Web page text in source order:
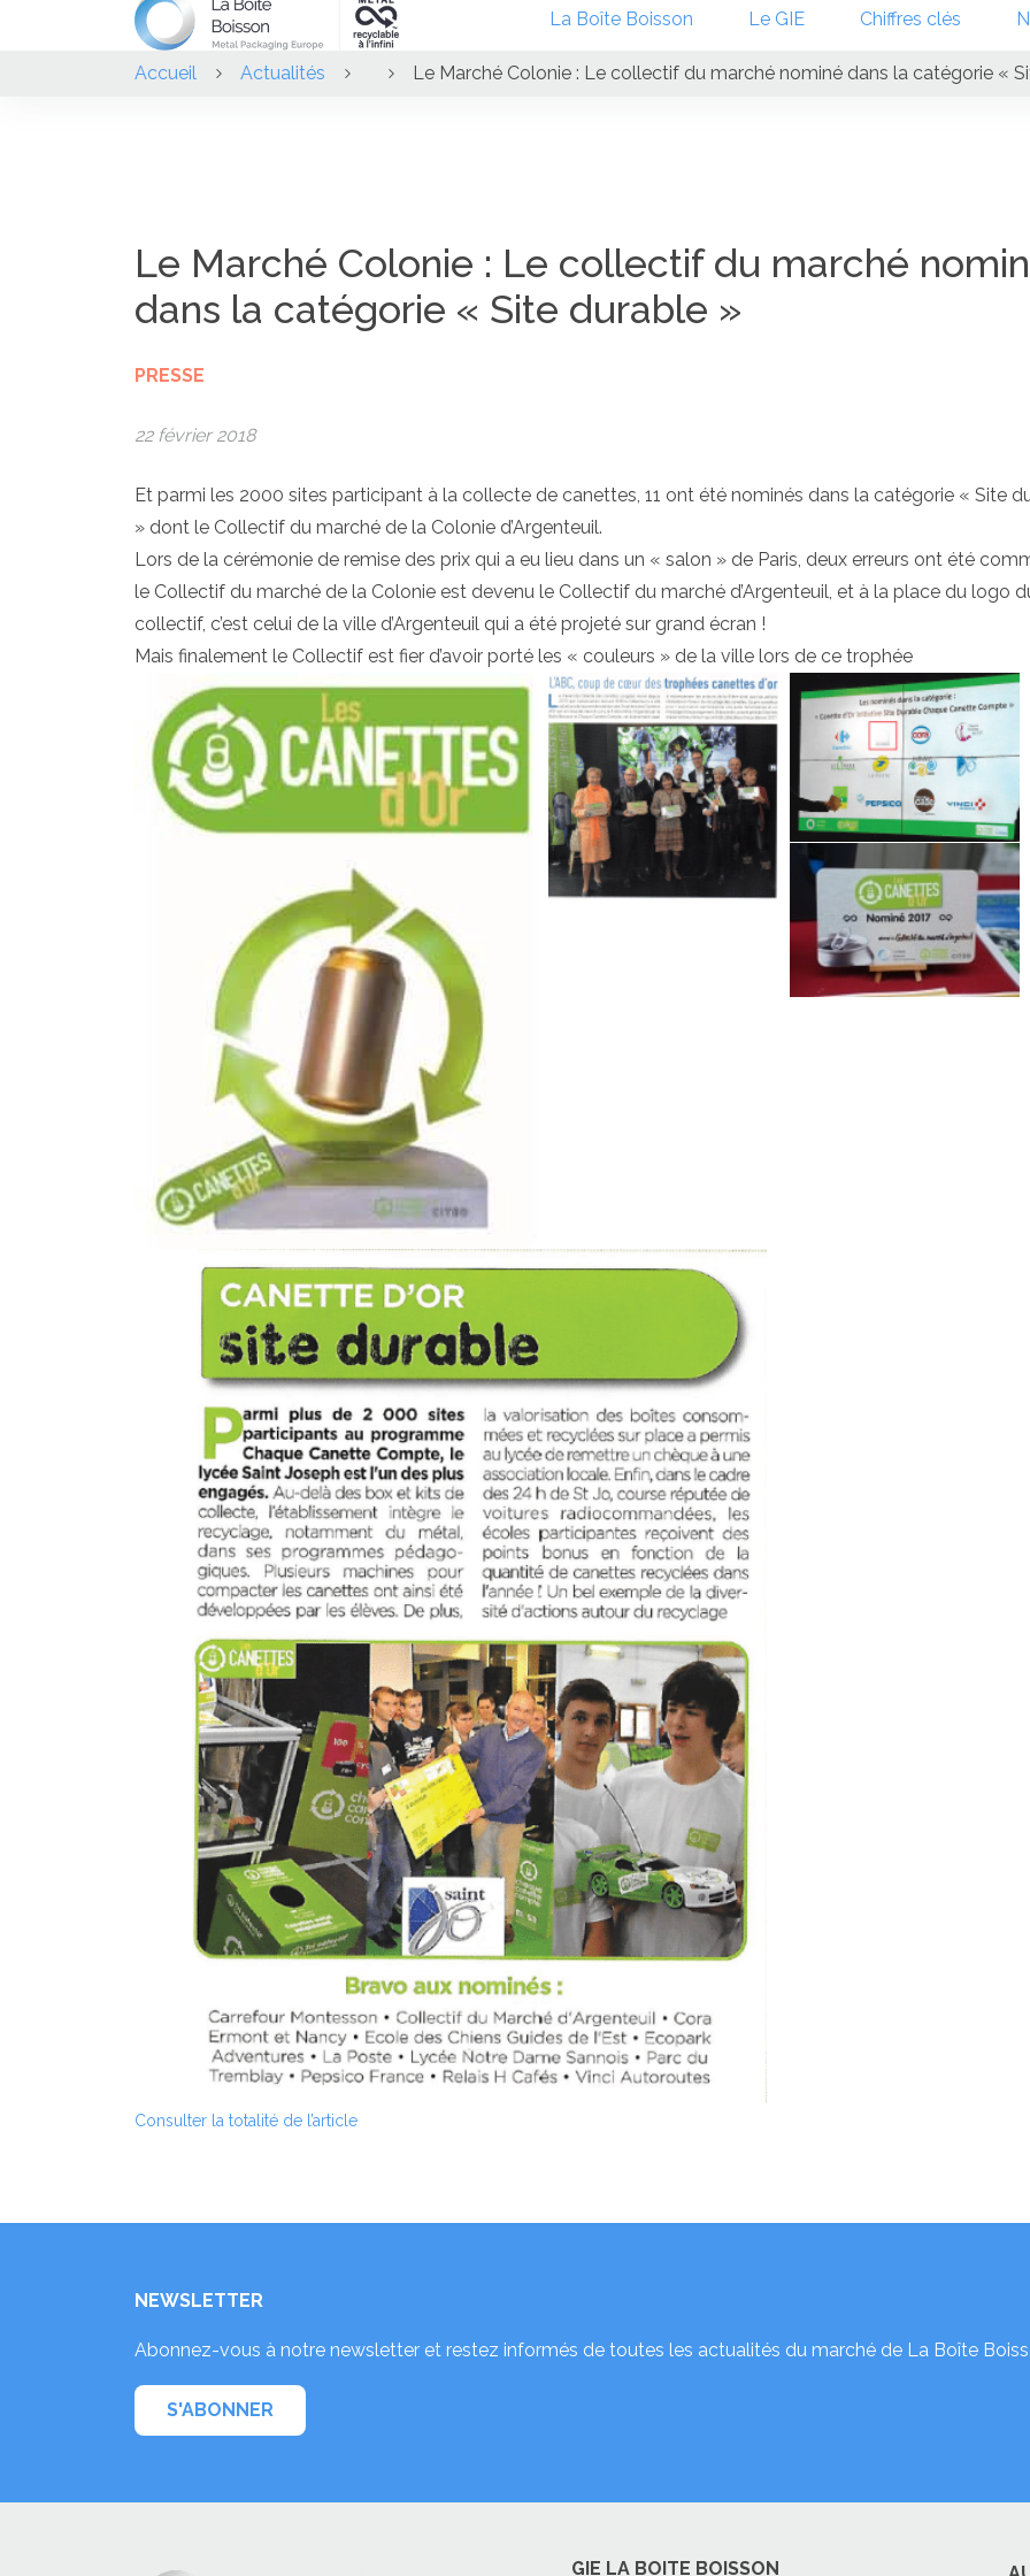
La Boîte Boisson Le GIE Chiffres clés
Accueil Actualités Le Marché Colonie : Le collectif du marché nominé dans la catégorie «
Le Marché Colonie : Le collectif du marché
dans la catégorie « Site durable »
PRESSE
22 février 2018
Et parmi les 2000 sites participant à la collecte de canettes, 11 ont été nominés dans la catégorie « Site
» dont le Collectif du marché de la Colonie d’Argenteuil.
Lors de la cérémonie de remise des prix qui a eu lieu dans un « salon » de Paris, deux erreurs ont été
le Collectif du marché de la Colonie est devenu le Collectif du marché d’Argenteuil, et à la place du logo
collectif, c’est celui de la ville d’Argenteuil qui a été projeté sur grand écran !
Mais finalement le Collectif est fier d’avoir porté les « couleurs » de la ville lors de ce trophée
Consulter la totalité de l’article
NEWSLETTER
Abonnez-vous à notre newsletter et restez informés de toutes les actualités du marché de La Boîte
S'ABONNER
GIE LA BOITE BOISSON